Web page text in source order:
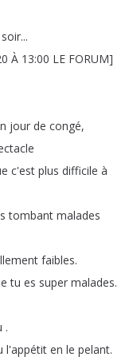
soir...
À 13:00 LE FORUM]
jour de congé,
c'est plus difficile à
tombant malades
faibles.
tu es super malades.
.
l'appétit en le pelant.